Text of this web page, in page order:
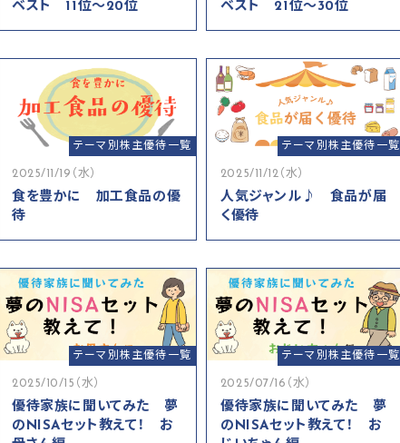
ベスト 11位～20位
ベスト 21位～30位
テーマ別株主優待一覧
2025/11/19（水）
食を豊かに 加工食品の優
待
テーマ別株主優待一覧
2025/11/12（水）
人気ジャンル♪ 食品が届
く優待
テーマ別株主優待一覧
2025/10/15（水）
優待家族に聞いてみた 夢
のNISAセット教えて！ お
テーマ別株主優待一覧
2025/07/16（水）
優待家族に聞いてみた 夢
のNISAセット教えて！ お